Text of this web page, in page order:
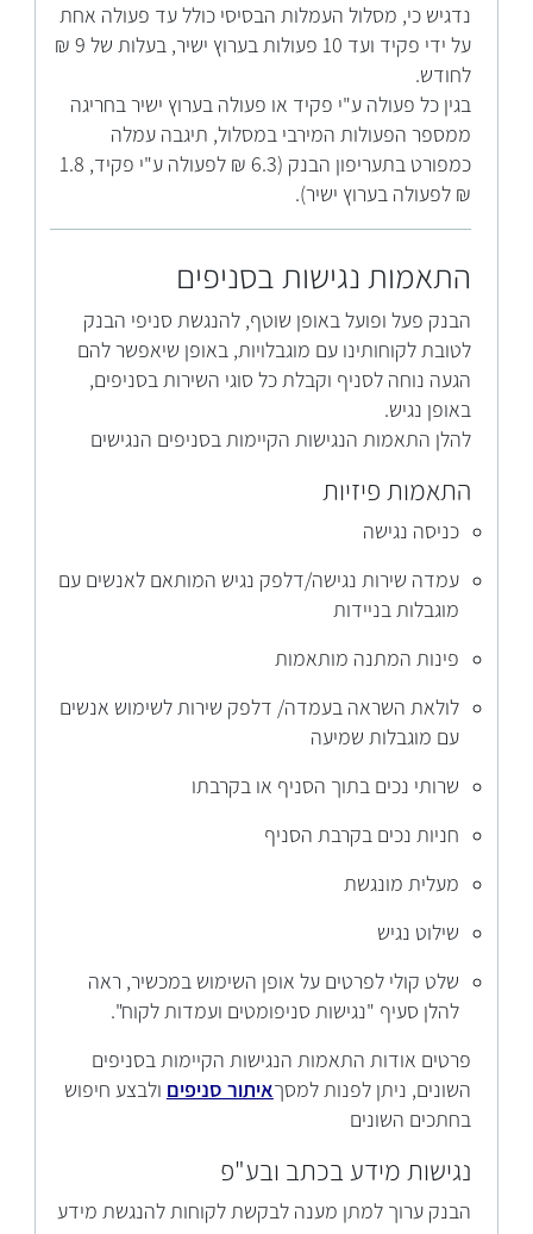
נדגיש כי, מסלול העמלות הבסיסי כולל עד פעולה אחת
על ידי פקיד ועד 10 פעולות בערוץ ישיר, בעלות של 9 ₪
לחודש.
בגין כל פעולה ע"י פקיד או פעולה בערוץ ישיר בחריגה
ממספר הפעולות המירבי במסלול, תיגבה עמלה
כמפורט בתעריפון הבנק (6.3 ₪ לפעולה ע"י פקיד, 1.8
₪ לפעולה בערוץ ישיר).
התאמות נגישות בסניפים
הבנק פעל ופועל באופן שוטף, להנגשת סניפי הבנק
לטובת לקוחותינו עם מוגבלויות, באופן שיאפשר להם
הגעה נוחה לסניף וקבלת כל סוגי השירות בסניפים,
באופן נגיש.
להלן התאמות הנגישות הקיימות בסניפים הנגישים
התאמות פיזיות
כניסה נגישה
עמדה שירות נגישה/דלפק נגיש המותאם לאנשים עם
מוגבלות בניידות
פינות המתנה מותאמות
לולאת השראה בעמדה/ דלפק שירות לשימוש אנשים
עם מוגבלות שמיעה
שרותי נכים בתוך הסניף או בקרבתו
חניות נכים בקרבת הסניף
מעלית מונגשת
שילוט נגיש
שלט קולי לפרטים על אופן השימוש במכשיר, ראה
להלן סעיף "נגישות סניפומטים ועמדות לקוח".
פרטים אודות התאמות הנגישות הקיימות בסניפים
השונים, ניתן לפנות למסךאיתור סניפים ולבצע חיפוש
בחתכים השונים
נגישות מידע בכתב ובע"פ
הבנק ערוך למתן מענה לבקשת לקוחות להנגשת מידע